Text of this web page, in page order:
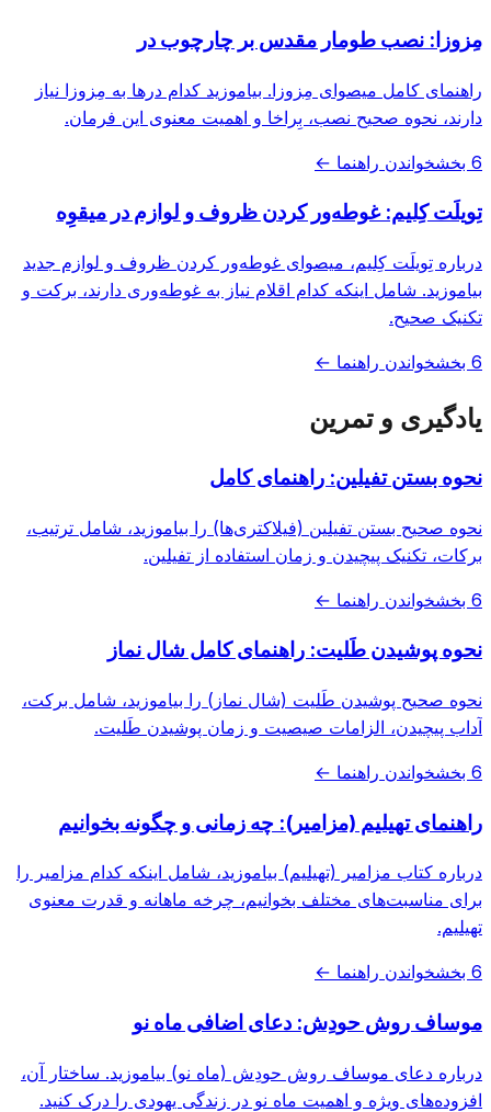
مِزوزا: نصب طومار مقدس بر چارچوب در
راهنمای کامل میصوای مِزوزا. بیاموزید کدام درها به مِزوزا نیاز
دارند، نحوه صحیح نصب، بِراخا و اهمیت معنوی این فرمان.
6 بخش خواندن راهنما ←
تِویلَت کِلیم: غوطه‌ور کردن ظروف و لوازم در میقوِه
درباره تِویلَت کِلیم، میصوای غوطه‌ور کردن ظروف و لوازم جدید
بیاموزید. شامل اینکه کدام اقلام نیاز به غوطه‌وری دارند، برکت و
تکنیک صحیح.
6 بخش خواندن راهنما ←
یادگیری و تمرین
نحوه بستن تفیلین: راهنمای کامل
نحوه صحیح بستن تفیلین (فیلاکتری‌ها) را بیاموزید، شامل ترتیب،
برکات، تکنیک پیچیدن و زمان استفاده از تفیلین.
6 بخش خواندن راهنما ←
نحوه پوشیدن طَلیت: راهنمای کامل شال نماز
نحوه صحیح پوشیدن طَلیت (شال نماز) را بیاموزید، شامل برکت،
آداب پیچیدن، الزامات صیصیت و زمان پوشیدن طَلیت.
6 بخش خواندن راهنما ←
راهنمای تهیلیم (مزامیر): چه زمانی و چگونه بخوانیم
درباره کتاب مزامیر (تهیلیم) بیاموزید، شامل اینکه کدام مزامیر را
برای مناسبت‌های مختلف بخوانیم، چرخه ماهانه و قدرت معنوی
تهیلیم.
6 بخش خواندن راهنما ←
موساف روش حودِش: دعای اضافی ماه نو
درباره دعای موساف روش حودِش (ماه نو) بیاموزید. ساختار آن،
افزوده‌های ویژه و اهمیت ماه نو در زندگی یهودی را درک کنید.